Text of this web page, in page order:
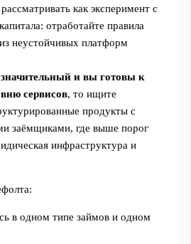
как эксперимент с
отработайте правила
неустойчивых платформ
и вы готовы к
сервисов, то ищите
продукты с
заёмщиками, где выше порог
инфраструктура и
в одном типе займов и одном